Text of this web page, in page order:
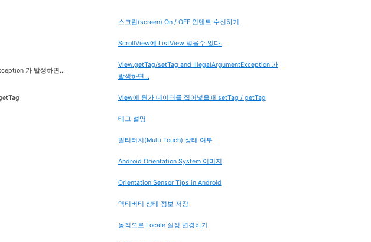
스크린(screen) On / OFF 인덴트 수신하기
ScrollView에 ListView 넣을수 없다.
가 발생하면...
View.getTag/setTag and IllegalArgumentException 가
발생하면...
View에 뭔가 데이터를 집어넣을때 setTag / getTag
태그 설명
멀티터치(Multi Touch) 상태 여부
Android Orientation System 이미지
Orientation Sensor Tips in Android
액티버티 상태 정보 저장
동적으로 Locale 설정 변경하기